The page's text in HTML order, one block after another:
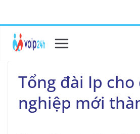
Tổng đài Ip cho
nghiệp mới